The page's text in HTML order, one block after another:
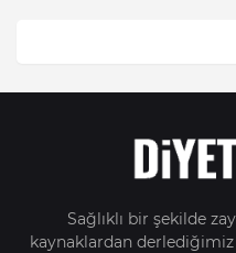
Sağlıklı bir şekilde
kaynaklardan